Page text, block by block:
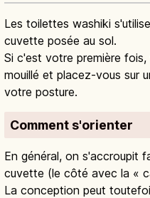
Les toilettes washiki
cuvette posée au sol.
Si c'est votre première
mouillé et placez-vous sur
votre posture.
Comment s'orienter
En général, on s'accroupit
cuvette (le côté avec la «
La conception peut